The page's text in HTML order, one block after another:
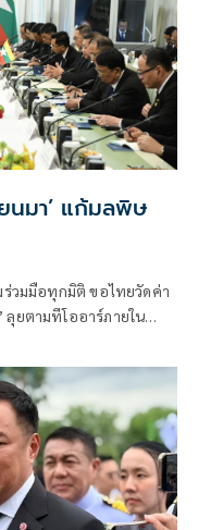
นมา’ แก้มลพิษ
ยตามทีโออาร์ภายใน